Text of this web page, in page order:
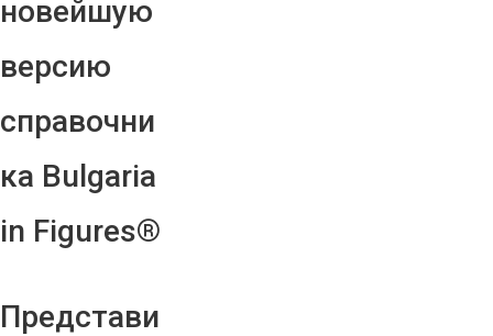
новейшую
версию
справочни
ка Bulgaria
in Figures®
Представи